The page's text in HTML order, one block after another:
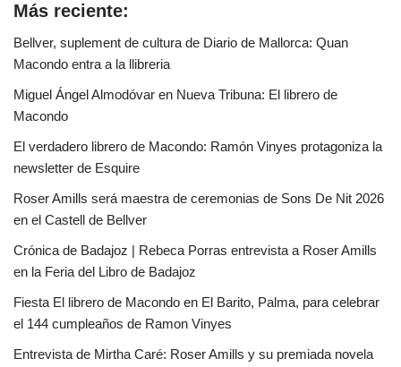
Más reciente:
Bellver, suplement de cultura de Diario de Mallorca: Quan
Macondo entra a la llibreria
Miguel Ángel Almodóvar en Nueva Tribuna: El librero de
Macondo
El verdadero librero de Macondo: Ramón Vinyes protagoniza la
newsletter de Esquire
Roser Amills será maestra de ceremonias de Sons De Nit 2026
en el Castell de Bellver
Crónica de Badajoz | Rebeca Porras entrevista a Roser Amills
en la Feria del Libro de Badajoz
Fiesta El librero de Macondo en El Barito, Palma, para celebrar
el 144 cumpleaños de Ramon Vinyes
Entrevista de Mirtha Caré: Roser Amills y su premiada novela